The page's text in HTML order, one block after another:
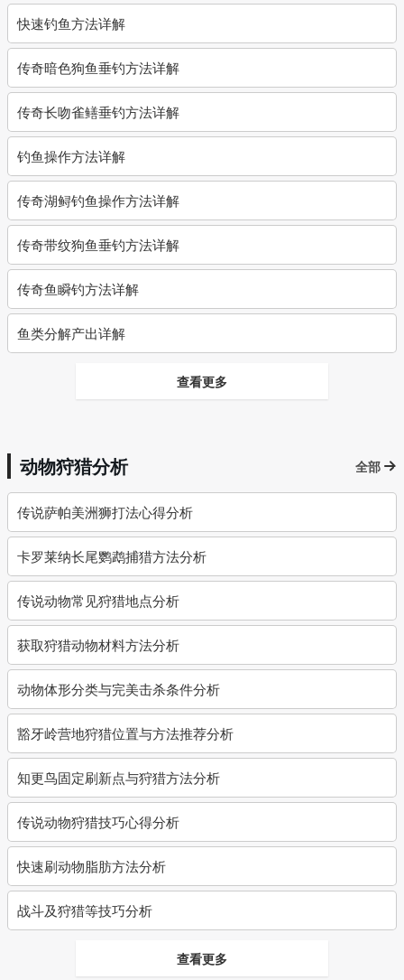
快速钓鱼方法详解
传奇暗色狗鱼垂钓方法详解
传奇长吻雀鳝垂钓方法详解
钓鱼操作方法详解
传奇湖鲟钓鱼操作方法详解
传奇带纹狗鱼垂钓方法详解
传奇鱼瞬钓方法详解
鱼类分解产出详解
查看更多
动物狩猎分析 全部
传说萨帕美洲狮打法心得分析
卡罗莱纳长尾鹦鹉捕猎方法分析
传说动物常见狩猎地点分析
获取狩猎动物材料方法分析
动物体形分类与完美击杀条件分析
豁牙岭营地狩猎位置与方法推荐分析
知更鸟固定刷新点与狩猎方法分析
传说动物狩猎技巧心得分析
快速刷动物脂肪方法分析
战斗及狩猎等技巧分析
查看更多